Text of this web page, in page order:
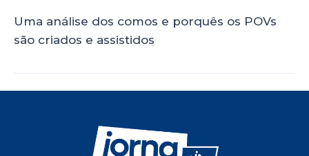
Uma análise dos comos e porquês os POVs
são criados e assistidos